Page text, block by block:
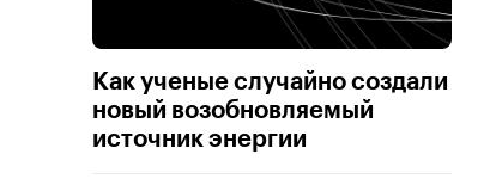
Как ученые случайно создали
новый возобновляемый
источник энергии